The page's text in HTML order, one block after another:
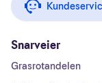
Snarveier
Grasrotandelen